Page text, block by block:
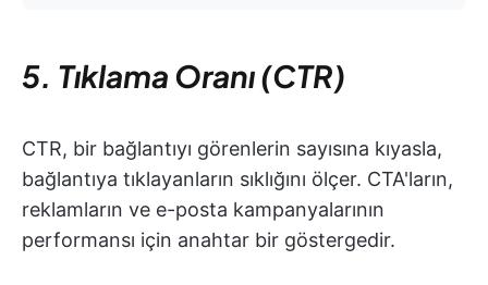
5. Tıklama Oranı (CTR)
CTR, bir bağlantıyı görenlerin sayısına kıyasla,
bağlantıya tıklayanların sıklığını ölçer. CTA'ların,
reklamların ve e-posta kampanyalarının
performansı için anahtar bir göstergedir.